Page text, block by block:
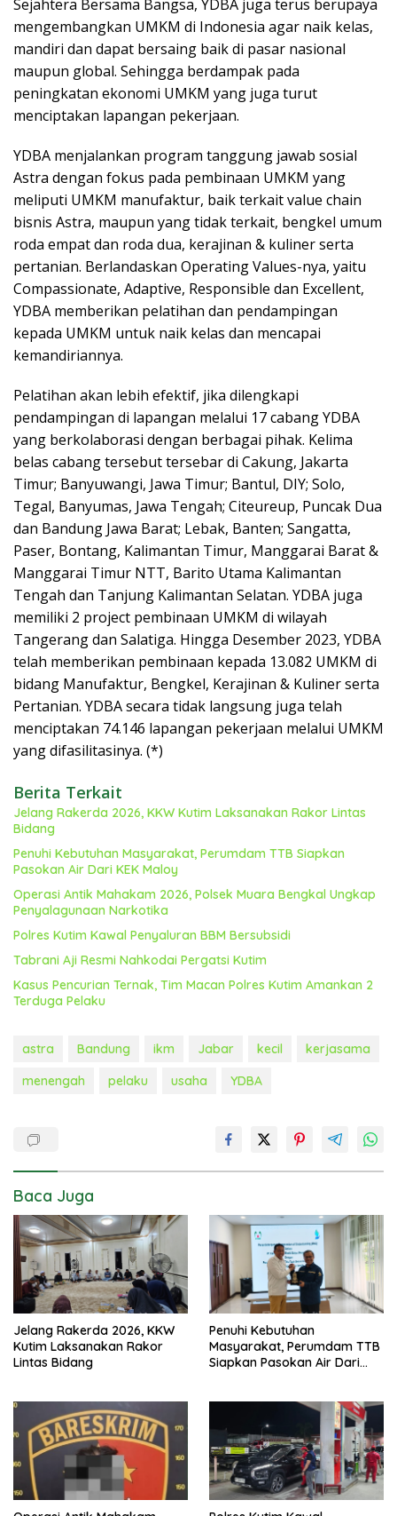
Sejahtera Bersama Bangsa, YDBA juga terus berupaya
mengembangkan UMKM di Indonesia agar naik kelas,
mandiri dan dapat bersaing baik di pasar nasional
maupun global. Sehingga berdampak pada
peningkatan ekonomi UMKM yang juga turut
menciptakan lapangan pekerjaan.
YDBA menjalankan program tanggung jawab sosial
Astra dengan fokus pada pembinaan UMKM yang
meliputi UMKM manufaktur, baik terkait value chain
bisnis Astra, maupun yang tidak terkait, bengkel umum
roda empat dan roda dua, kerajinan & kuliner serta
pertanian. Berlandaskan Operating Values-nya, yaitu
Compassionate, Adaptive, Responsible dan Excellent,
YDBA memberikan pelatihan dan pendampingan
kepada UMKM untuk naik kelas dan mencapai
kemandiriannya.
Pelatihan akan lebih efektif, jika dilengkapi
pendampingan di lapangan melalui 17 cabang YDBA
yang berkolaborasi dengan berbagai pihak. Kelima
belas cabang tersebut tersebar di Cakung, Jakarta
Timur; Banyuwangi, Jawa Timur; Bantul, DIY; Solo,
Tegal, Banyumas, Jawa Tengah; Citeureup, Puncak Dua
dan Bandung Jawa Barat; Lebak, Banten; Sangatta,
Paser, Bontang, Kalimantan Timur, Manggarai Barat &
Manggarai Timur NTT, Barito Utama Kalimantan
Tengah dan Tanjung Kalimantan Selatan. YDBA juga
memiliki 2 project pembinaan UMKM di wilayah
Tangerang dan Salatiga. Hingga Desember 2023, YDBA
telah memberikan pembinaan kepada 13.082 UMKM di
bidang Manufaktur, Bengkel, Kerajinan & Kuliner serta
Pertanian. YDBA secara tidak langsung juga telah
menciptakan 74.146 lapangan pekerjaan melalui UMKM
yang difasilitasinya. (*)
Berita Terkait
Jelang Rakerda 2026, KKW Kutim Laksanakan Rakor Lintas
Bidang
Penuhi Kebutuhan Masyarakat, Perumdam TTB Siapkan
Pasokan Air Dari KEK Maloy
Operasi Antik Mahakam 2026, Polsek Muara Bengkal Ungkap
Penyalagunaan Narkotika
Polres Kutim Kawal Penyaluran BBM Bersubsidi
Tabrani Aji Resmi Nahkodai Pergatsi Kutim
Kasus Pencurian Ternak, Tim Macan Polres Kutim Amankan 2
Terduga Pelaku
astra Bandung ikm Jabar kecil
kerjasama
menengah
pelaku usaha YDBA
Baca Juga
Jelang Rakerda 2026, KKW
Kutim Laksanakan Rakor
Lintas Bidang
Penuhi Kebutuhan
Masyarakat, Perumdam TTB
Siapkan Pasokan Air Dari